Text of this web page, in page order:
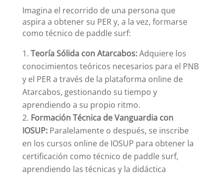
Imagina el recorrido de una persona que
aspira a obtener su PER y, a la vez, formarse
como técnico de paddle surf:
Teoría Sólida con Atarcabos:Adquiere los
conocimientos teóricos necesarios para el PNB
y el PER a través de la plataforma online de
Atarcabos, gestionando su tiempo y
aprendiendo a su propio ritmo.
Formación Técnica de Vanguardia con
IOSUP:Paralelamente o después, se inscribe
en los cursos online de IOSUP para obtener la
certificación como técnico de paddle surf,
aprendiendo las técnicas y la didáctica